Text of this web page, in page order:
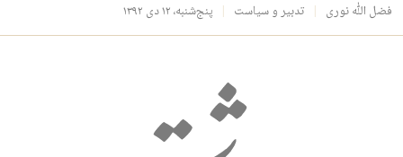
فضل الله نوری تدبیر و سیاست پنج‌شنبه، ۱۲ دی ۱۳۹۲